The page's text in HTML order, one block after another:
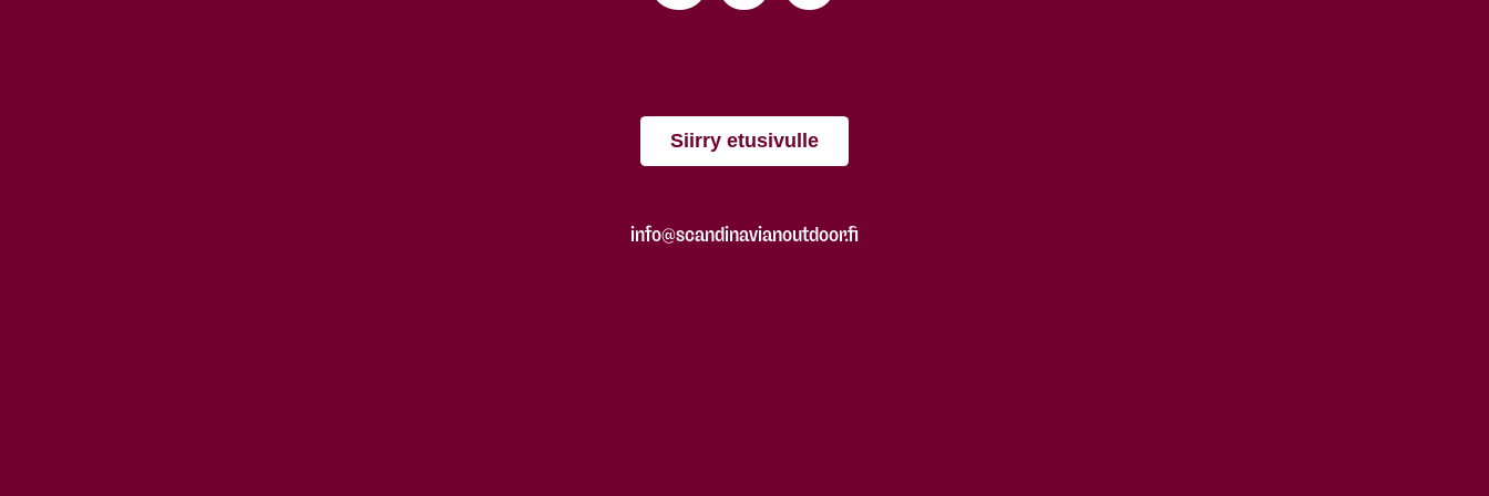
Siirry etusivulle
info@scandinavianoutdoor.fi